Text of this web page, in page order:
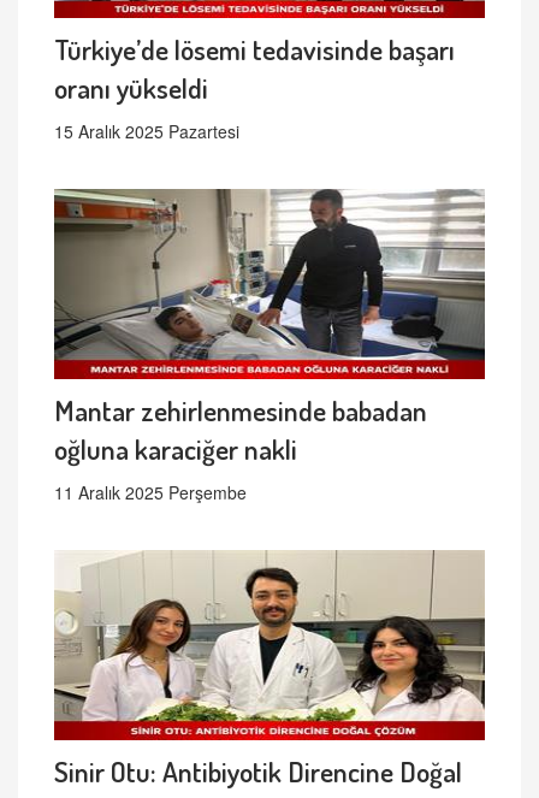
Türkiye’de lösemi tedavisinde başarı
oranı yükseldi
15 Aralık 2025 Pazartesi
Mantar zehirlenmesinde babadan
oğluna karaciğer nakli
11 Aralık 2025 Perşembe
Sinir Otu: Antibiyotik Direncine Doğal